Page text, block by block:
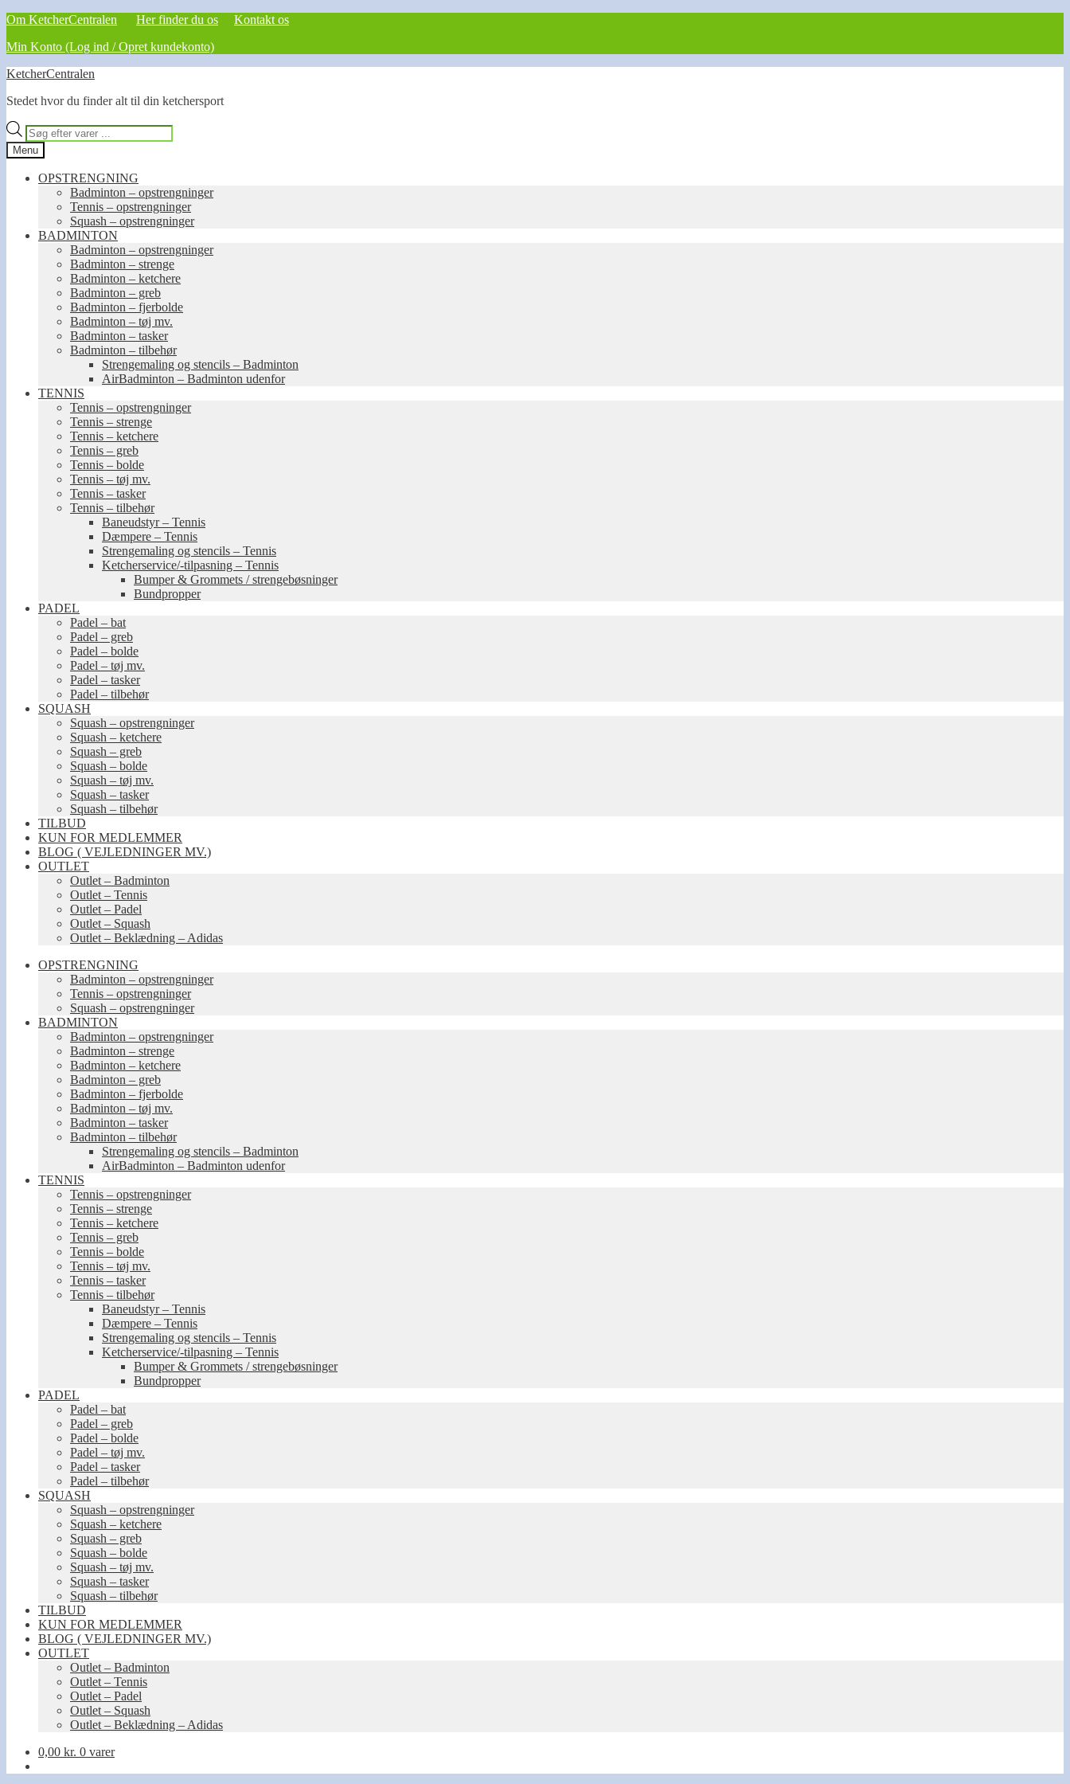
Om KetcherCentralen Her finder du os
Kontakt os
Min Konto (Log ind / Opret kundekonto)
Spring
navigation
Spring
indhold
KetcherCentralen
Stedet hvor du finder alt til din ketchersport
Products
search
Menu
OPSTRENGNING
Badminton – opstrengninger
Tennis – opstrengninger
Squash – opstrengninger
BADMINTON
Badminton – opstrengninger
Badminton – strenge
Badminton – ketchere
Badminton – greb
Badminton – fjerbolde
Badminton – tøj mv.
Badminton – tasker
Badminton – tilbehør
Strengemaling og stencils – Badminton
AirBadminton – Badminton udenfor
TENNIS
Tennis – opstrengninger
Tennis – strenge
Tennis – ketchere
Tennis – greb
Tennis – bolde
Tennis – tøj mv.
Tennis – tasker
Tennis – tilbehør
Baneudstyr – Tennis
Dæmpere – Tennis
Strengemaling og stencils – Tennis
Ketcherservice/-tilpasning – Tennis
Bumper & Grommets / strengebøsninger
Bundpropper
PADEL
Padel – bat
Padel – greb
Padel – bolde
Padel – tøj mv.
Padel – tasker
Padel – tilbehør
SQUASH
Squash – opstrengninger
Squash – ketchere
Squash – greb
Squash – bolde
Squash – tøj mv.
Squash – tasker
Squash – tilbehør
TILBUD
KUN FOR MEDLEMMER
BLOG ( VEJLEDNINGER MV.)
OUTLET
Outlet – Badminton
Outlet – Tennis
Outlet – Padel
Outlet – Squash
Outlet – Beklædning – Adidas
OPSTRENGNING
Badminton – opstrengninger
Tennis – opstrengninger
Squash – opstrengninger
BADMINTON
Badminton – opstrengninger
Badminton – strenge
Badminton – ketchere
Badminton – greb
Badminton – fjerbolde
Badminton – tøj mv.
Badminton – tasker
Badminton – tilbehør
Strengemaling og stencils – Badminton
AirBadminton – Badminton udenfor
TENNIS
Tennis – opstrengninger
Tennis – strenge
Tennis – ketchere
Tennis – greb
Tennis – bolde
Tennis – tøj mv.
Tennis – tasker
Tennis – tilbehør
Baneudstyr – Tennis
Dæmpere – Tennis
Strengemaling og stencils – Tennis
Ketcherservice/-tilpasning – Tennis
Bumper & Grommets / strengebøsninger
Bundpropper
PADEL
Padel – bat
Padel – greb
Padel – bolde
Padel – tøj mv.
Padel – tasker
Padel – tilbehør
SQUASH
Squash – opstrengninger
Squash – ketchere
Squash – greb
Squash – bolde
Squash – tøj mv.
Squash – tasker
Squash – tilbehør
TILBUD
KUN FOR MEDLEMMER
BLOG ( VEJLEDNINGER MV.)
OUTLET
Outlet – Badminton
Outlet – Tennis
Outlet – Padel
Outlet – Squash
Outlet – Beklædning – Adidas
0,00 kr. 0 varer